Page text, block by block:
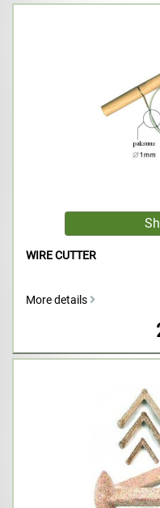
WIRE CUTTER
More details